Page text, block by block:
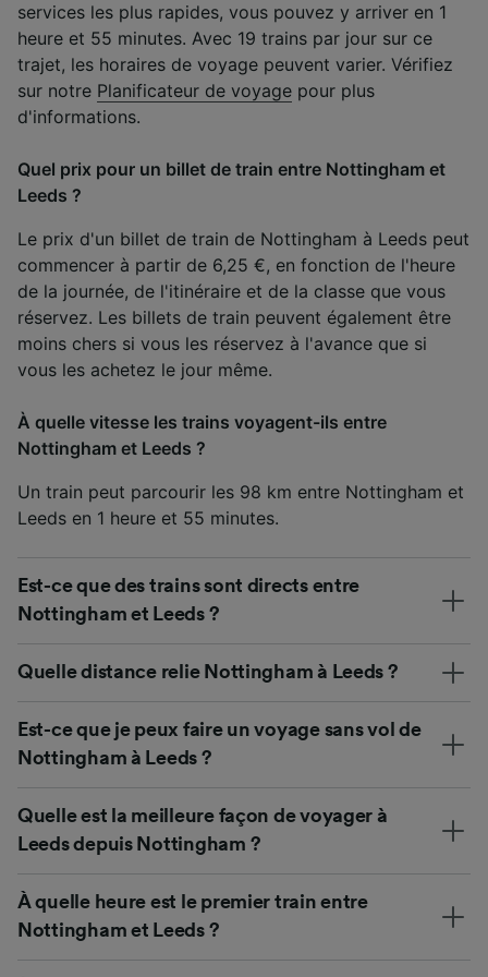
services les plus rapides, vous pouvez y arriver en 1
heure et 55 minutes. Avec 19 trains par jour sur ce
trajet, les horaires de voyage peuvent varier. Vérifiez
sur notre Planificateur de voyage pour plus
d'informations.
Quel prix pour un billet de train entre Nottingham et
Leeds ?
Le prix d'un billet de train de Nottingham à Leeds peut
commencer à partir de 6,25 €, en fonction de l'heure
de la journée, de l'itinéraire et de la classe que vous
réservez. Les billets de train peuvent également être
moins chers si vous les réservez à l'avance que si
vous les achetez le jour même.
À quelle vitesse les trains voyagent-ils entre
Nottingham et Leeds ?
Un train peut parcourir les 98 km entre Nottingham et
Leeds en 1 heure et 55 minutes.
Est-ce que des trains sont directs entre
Nottingham et Leeds ?
Quelle distance relie Nottingham à Leeds ?
Est-ce que je peux faire un voyage sans vol de
Nottingham à Leeds ?
Quelle est la meilleure façon de voyager à
Leeds depuis Nottingham ?
À quelle heure est le premier train entre
Nottingham et Leeds ?